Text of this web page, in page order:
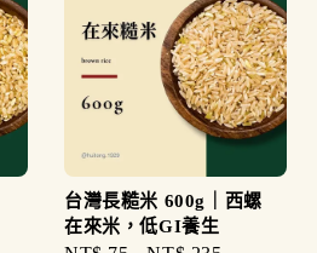
台灣長糙米 600g｜西螺
在來米，低GI養生